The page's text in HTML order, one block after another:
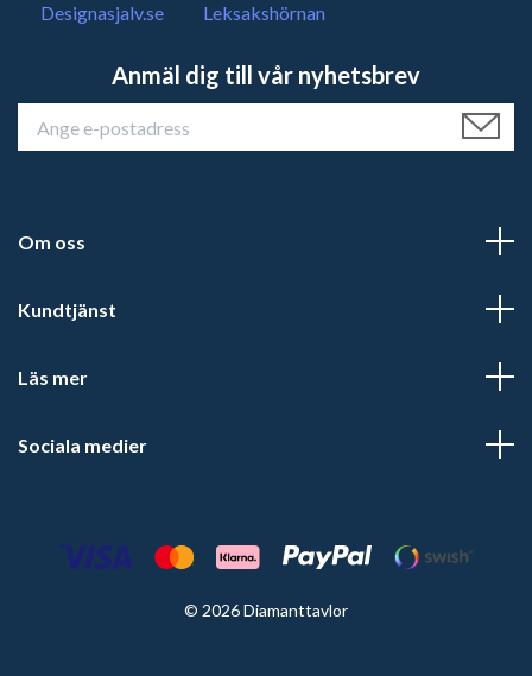
Designasjalv.se
Leksakshörnan
Anmäl dig till vår nyhetsbrev
Om oss
Kundtjänst
Läs mer
Sociala medier
© 2026 Diamanttavlor